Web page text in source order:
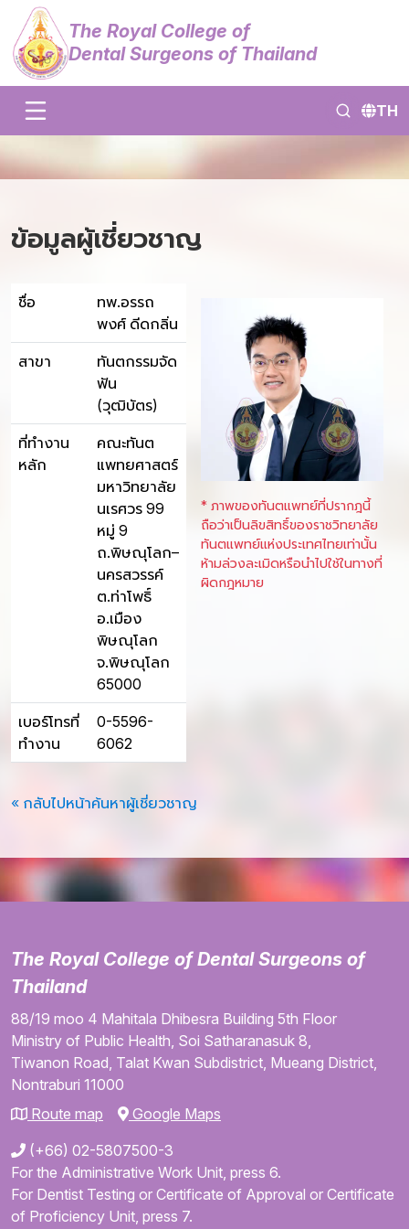
The Royal College of
Dental Surgeons of Thailand
TH
ข้อมูลผู้เชี่ยวชาญ
ชื่อ
ทพ.อรรถ
พงศ์ ดีดกลิ่น
สาขา
ทันตกรรมจัด
ฟัน
(วุฒิบัตร)
ที่ทำงาน
หลัก
คณะทันต
แพทยศาสตร์
มหาวิทยาลัย
นเรศวร 99
หมู่ 9
ถ.พิษณุโลก–
นครสวรรค์
ต.ท่าโพธิ์
อ.เมือง
พิษณุโลก
จ.พิษณุโลก
65000
เบอร์โทรที่
ทำงาน
0-5596-
6062
* ภาพของทันตแพทย์ที่ปรากฎนี้
ถือว่าเป็นลิขสิทธิ์ของราชวิทยาลัย
ทันตแพทย์แห่งประเทศไทยเท่านั้น
ห้ามล่วงละเมิดหรือนำไปใช้ในทางที่
ผิดกฎหมาย
« กลับไปหน้าค้นหาผู้เชี่ยวชาญ
The Royal College of Dental Surgeons of
Thailand
88/19 moo 4 Mahitala Dhibesra Building 5th Floor
Ministry of Public Health, Soi Satharanasuk 8,
Tiwanon Road, Talat Kwan Subdistrict, Mueang District,
Nontraburi 11000
Route map
Google Maps
(+66) 02-5807500-3
For the Administrative Work Unit, press 6.
For Dentist Testing or Certificate of Approval or Certificate
of Proficiency Unit, press 7.